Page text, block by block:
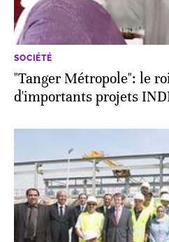
SOCIÉTÉ
"Tanger Métropole": le
d'importants projets